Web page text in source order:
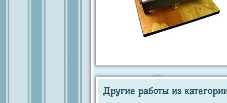
Другие работы из